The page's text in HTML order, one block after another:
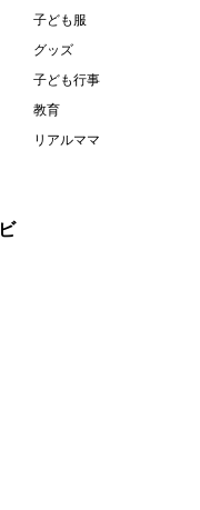
子ども服
グッズ
子ども行事
教育
リアルママ